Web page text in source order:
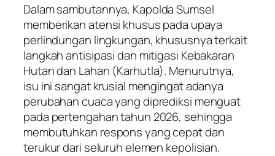
Dalam sambutannya, Kapolda Sumsel
memberikan atensi khusus pada upaya
perlindungan lingkungan, khususnya terkait
langkah antisipasi dan mitigasi Kebakaran
Hutan dan Lahan (Karhutla). Menurutnya,
isu ini sangat krusial mengingat adanya
perubahan cuaca yang diprediksi menguat
pada pertengahan tahun 2026, sehingga
membutuhkan respons yang cepat dan
terukur dari seluruh elemen kepolisian.